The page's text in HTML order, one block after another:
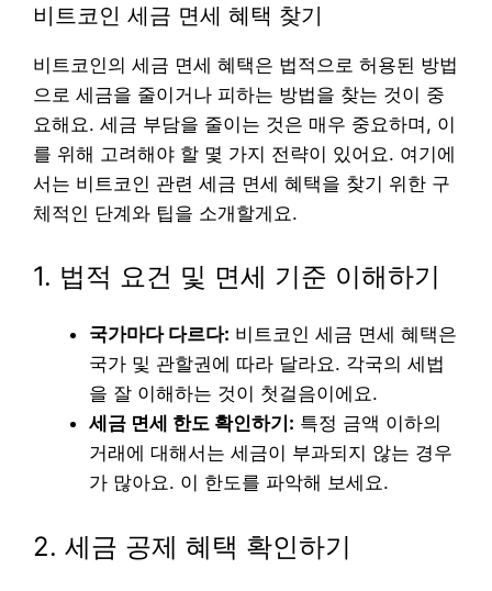
비트코인 세금 면세 혜택 찾기
비트코인의 세금 면세 혜택은 법적으로 허용된 방법
으로 세금을 줄이거나 피하는 방법을 찾는 것이 중
요해요. 세금 부담을 줄이는 것은 매우 중요하며, 이
를 위해 고려해야 할 몇 가지 전략이 있어요. 여기에
서는 비트코인 관련 세금 면세 혜택을 찾기 위한 구
체적인 단계와 팁을 소개할게요.
1. 법적 요건 및 면세 기준 이해하기
국가마다 다르다: 비트코인 세금 면세 혜택은
국가 및 관할권에 따라 달라요. 각국의 세법
을 잘 이해하는 것이 첫걸음이에요.
세금 면세 한도 확인하기: 특정 금액 이하의
거래에 대해서는 세금이 부과되지 않는 경우
가 많아요. 이 한도를 파악해 보세요.
2. 세금 공제 혜택 확인하기